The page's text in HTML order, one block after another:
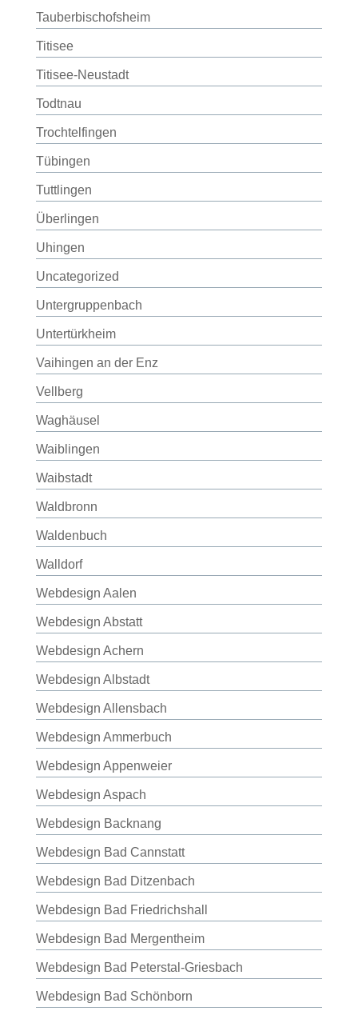
Tauberbischofsheim
Titisee
Titisee-Neustadt
Todtnau
Trochtelfingen
Tübingen
Tuttlingen
Überlingen
Uhingen
Uncategorized
Untergruppenbach
Untertürkheim
Vaihingen an der Enz
Vellberg
Waghäusel
Waiblingen
Waibstadt
Waldbronn
Waldenbuch
Walldorf
Webdesign Aalen
Webdesign Abstatt
Webdesign Achern
Webdesign Albstadt
Webdesign Allensbach
Webdesign Ammerbuch
Webdesign Appenweier
Webdesign Aspach
Webdesign Backnang
Webdesign Bad Cannstatt
Webdesign Bad Ditzenbach
Webdesign Bad Friedrichshall
Webdesign Bad Mergentheim
Webdesign Bad Peterstal-Griesbach
Webdesign Bad Schönborn